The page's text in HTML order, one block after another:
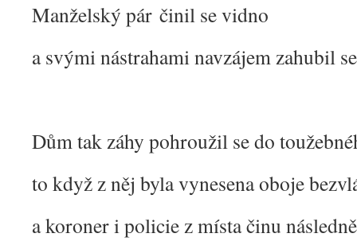
Manželský pár činil se vidno
a svými nástrahami navzájem zahubil se
Dům tak záhy pohroužil se do
to když z něj byla vynesena oboje
a koroner i policie z místa činu